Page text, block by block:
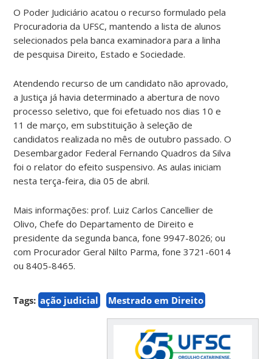
O Poder Judiciário acatou o recurso formulado pela
Procuradoria da UFSC, mantendo a lista de alunos
selecionados pela banca examinadora para a linha
de pesquisa Direito, Estado e Sociedade.
Atendendo recurso de um candidato não aprovado,
a Justiça já havia determinado a abertura de novo
processo seletivo, que foi efetuado nos dias 10 e
11 de março, em substituição à seleção de
candidatos realizada no mês de outubro passado. O
Desembargador Federal Fernando Quadros da Silva
foi o relator do efeito suspensivo. As aulas iniciam
nesta terça-feira, dia 05 de abril.
Mais informações: prof. Luiz Carlos Cancellier de
Olivo, Chefe do Departamento de Direito e
presidente da segunda banca, fone 9947-8026; ou
com Procurador Geral Nilto Parma, fone 3721-6014
ou 8405-8465.
Tags: ação judicial Mestrado em Direito